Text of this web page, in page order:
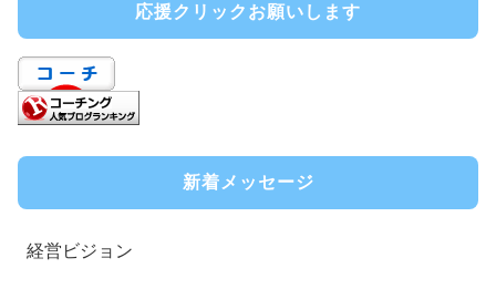
応援クリックお願いします
新着メッセージ
経営ビジョン